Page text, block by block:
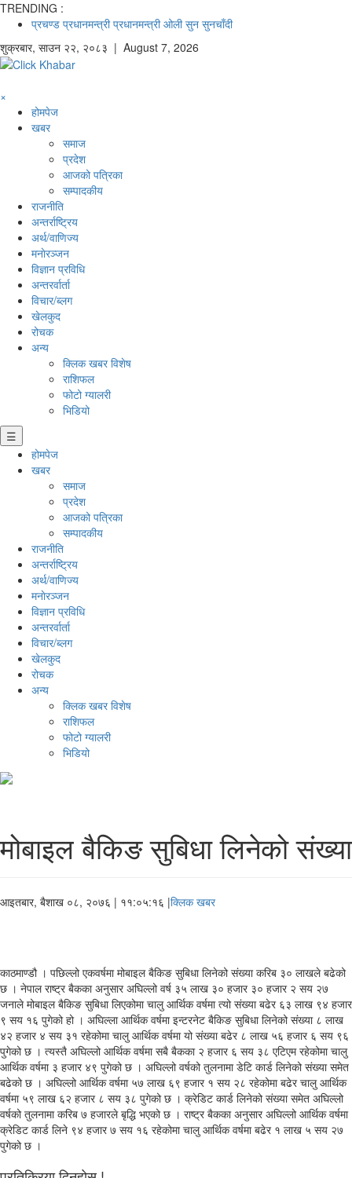
TRENDING :
प्रचण्ड प्रधानमन्त्री प्रधानमन्त्री ओली सुन सुनचाँदी
शुक्रबार, साउन २२, २०८३ | August 7, 2026
×
होमपेज
खबर
समाज
प्रदेश
आजको पत्रिका
सम्पादकीय
राजनीति
अन्तर्राष्ट्रिय
अर्थ/वाणिज्य
मनाेरञ्जन
विज्ञान प्रविधि
अन्तरर्वार्ता
विचार/ब्लग
खेलकुद
रोचक
अन्य
क्लिक खबर विशेष
राशिफल
फोटो ग्यालरी
भिडियो
☰
होमपेज
खबर
समाज
प्रदेश
आजको पत्रिका
सम्पादकीय
राजनीति
अन्तर्राष्ट्रिय
अर्थ/वाणिज्य
मनाेरञ्जन
विज्ञान प्रविधि
अन्तरर्वार्ता
विचार/ब्लग
खेलकुद
रोचक
अन्य
क्लिक खबर विशेष
राशिफल
फोटो ग्यालरी
भिडियो
मोबाइल बैकिङ सुबिधा लिनेको संख्या
आइतबार, बैशाख ०८, २०७६ | ११:०५:१६ |क्लिक खबर
काठमाण्डौ । पछिल्लो एकवर्षमा मोबाइल बैकिङ सुबिधा लिनेको संख्या करिब ३० लाखले बढेको
छ । नेपाल राष्ट्र बैकका अनुसार अघिल्लो वर्ष ३५ लाख ३० हजार ३० हजार २ सय २७
जनाले मोबाइल बैकिङ सुबिधा लिएकोमा चालु आर्थिक वर्षमा त्यो संख्या बढेर ६३ लाख ९४ हजार
९ सय १६ पुगेको हो । अघिल्ला आर्थिक वर्षमा इन्टरनेट बैकिङ सुबिधा लिनेको संख्या ८ लाख
४२ हजार ४ सय ३१ रहेकोमा चालु आर्थिक वर्षमा यो संख्या बढेर ८ लाख ५६ हजार ६ सय ९६
पुगेको छ । त्यस्तै अघिल्लो आर्थिक वर्षमा सबै बैकका २ हजार ६ सय ३८ एटिएम रहेकोमा चालु
आर्थिक वर्षमा ३ हजार ४९ पुगेको छ । अघिल्लो वर्षको तुलनामा डेटि कार्ड लिनेको संख्या समेत
बढेको छ । अघिल्लो आर्थिक वर्षमा ५७ लाख ६९ हजार १ सय २८ रहेकोमा बढेर चालु आर्थिक
वर्षमा ५९ लाख ६२ हजार ८ सय ३८ पुगेको छ । क्रेडिट कार्ड लिनेको संख्या समेत अघिल्लो
वर्षको तुलनामा करिब ७ हजारले बृद्धि भएको छ । राष्ट्र बैकका अनुसार अघिल्लो आर्थिक वर्षमा
क्रेडिट कार्ड लिने ९४ हजार ७ सय १६ रहेकोमा चालु आर्थिक वर्षमा बढेर १ लाख ५ सय २७
पुगेको छ ।